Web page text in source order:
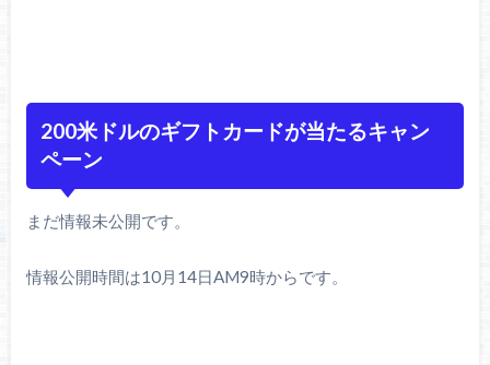
200米ドルのギフトカードが当たるキャン
ペーン
まだ情報未公開です。
情報公開時間は10月14日AM9時からです。